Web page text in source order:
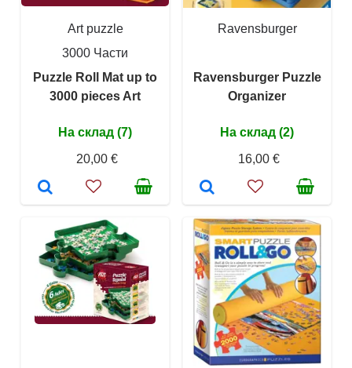
Art puzzle
3000 Части
Puzzle Roll Mat up to
3000 pieces Art
На склад (7)
20,00 €
Ravensburger
Ravensburger Puzzle
Organizer
На склад (2)
16,00 €